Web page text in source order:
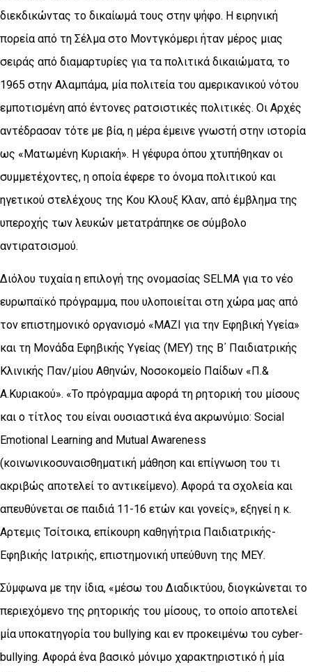
διεκδικώντας το δικαίωμά τους στην ψήφο. Η ειρηνική
πορεία από τη Σέλμα στο Μοντγκόμερι ήταν μέρος μιας
σειράς από διαμαρτυρίες για τα πολιτικά δικαιώματα, το
1965 στην Αλαμπάμα, μία πολιτεία του αμερικανικού νότου
εμποτισμένη από έντονες ρατσιστικές πολιτικές. Οι Αρχές
αντέδρασαν τότε με βία, η μέρα έμεινε γνωστή στην ιστορία
ως «Ματωμένη Κυριακή». Η γέφυρα όπου χτυπήθηκαν οι
συμμετέχοντες, η οποία έφερε το όνομα πολιτικού και
ηγετικού στελέχους της Κου Κλουξ Κλαν, από έμβλημα της
υπεροχής των λευκών μετατράπηκε σε σύμβολο
αντιρατσισμού.
Διόλου τυχαία η επιλογή της ονομασίας SELMA για το νέο
ευρωπαϊκό πρόγραμμα, που υλοποιείται στη χώρα μας από
τον επιστημονικό οργανισμό «ΜΑΖΙ για την Εφηβική Υγεία»
και τη Μονάδα Εφηβικής Υγείας (ΜΕΥ) της Β΄ Παιδιατρικής
Κλινικής Παν/μίου Αθηνών, Νοσοκομείο Παίδων «Π.&
Α.Κυριακού». «Το πρόγραμμα αφορά τη ρητορική του μίσους
και ο τίτλος του είναι ουσιαστικά ένα ακρωνύμιο: Social
Emotional Learning and Mutual Awareness
(κοινωνικοσυναισθηματική μάθηση και επίγνωση του τι
ακριβώς αποτελεί το αντικείμενο). Αφορά τα σχολεία και
απευθύνεται σε παιδιά 11-16 ετών και γονείς», εξηγεί η κ.
Αρτεμις Τσίτσικα, επίκουρη καθηγήτρια Παιδιατρικής-
Εφηβικής Ιατρικής, επιστημονική υπεύθυνη της ΜΕΥ.
Σύμφωνα με την ίδια, «μέσω του Διαδικτύου, διογκώνεται το
περιεχόμενο της ρητορικής του μίσους, το οποίο αποτελεί
μία υποκατηγορία του bullying και εν προκειμένω του cyber-
bullying. Αφορά ένα βασικό μόνιμο χαρακτηριστικό ή μία